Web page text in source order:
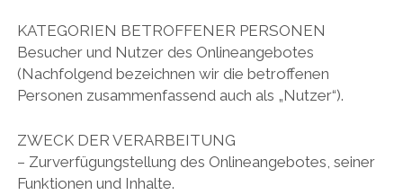
KATEGORIEN BETROFFENER PERSONEN
Besucher und Nutzer des Onlineangebotes
(Nachfolgend bezeichnen wir die betroffenen
Personen zusammenfassend auch als „Nutzer“).
ZWECK DER VERARBEITUNG
– Zurverfügungstellung des Onlineangebotes, seiner
Funktionen und Inhalte.